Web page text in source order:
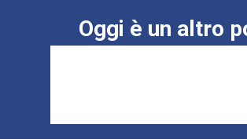
Oggi è un altro